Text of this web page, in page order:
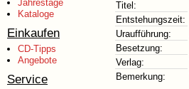
Jahrestage
Kataloge
Einkaufen
CD-Tipps
Angebote
Service
Titel:
Entstehungszeit:
Uraufführung:
Besetzung:
Verlag:
Bemerkung: